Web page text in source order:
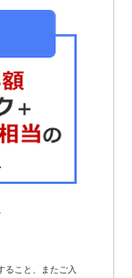
ること、またご入